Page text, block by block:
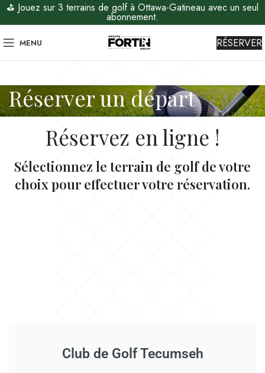
⛳ Jouez sur 3 terrains de golf à Ottawa-Gatineau avec un seul
abonnement.
MENU RÉSERVER
Réserver un départ
Réservez en ligne !
Sélectionnez le terrain de golf de votre
choix pour effectuer votre réservation.
Club de Golf Tecumseh